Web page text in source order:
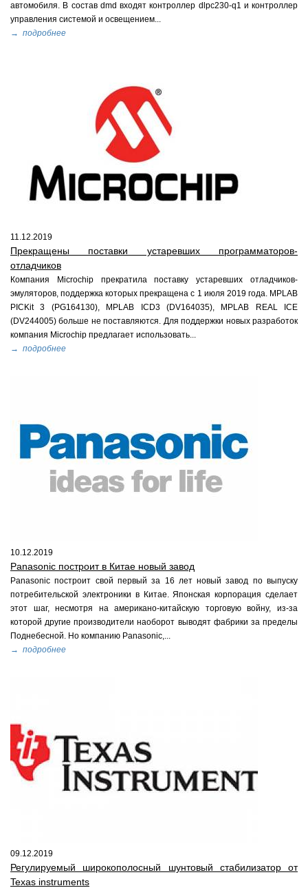
автомобиля. В состав dmd входят контроллер dlpc230-q1 и контроллер
управления системой и освещением...
→ подробнее
11.12.2019
Прекращены поставки устаревших программаторов-
отладчиков
Компания Microchip прекратила поставку устаревших отладчиков-
эмуляторов, поддержка которых прекращена с 1 июля 2019 года. MPLAB
PICKit 3 (PG164130), MPLAB ICD3 (DV164035), MPLAB REAL ICE
(DV244005) больше не поставляются. Для поддержки новых разработок
компания Microchip предлагает использовать...
→ подробнее
10.12.2019
Panasonic построит в Китае новый завод
Panasonic построит свой первый за 16 лет новый завод по выпуску
потребительской электроники в Китае. Японская корпорация сделает
этот шаг, несмотря на американо-китайскую торговую войну, из-за
которой другие производители наоборот выводят фабрики за пределы
Поднебесной. Но компанию Panasonic,...
→ подробнее
09.12.2019
Регулируемый широкополосный шунтовый стабилизатор от
Texas instruments